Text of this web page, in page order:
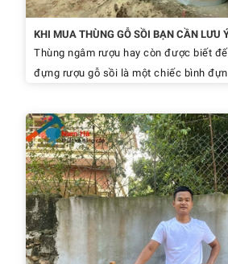
KHI MUA THÙNG GỖ SỒI BẠN CẦN LƯU
Thùng ngâm rượu hay còn được biết
đựng rượu gỗ sồi là một chiếc bình